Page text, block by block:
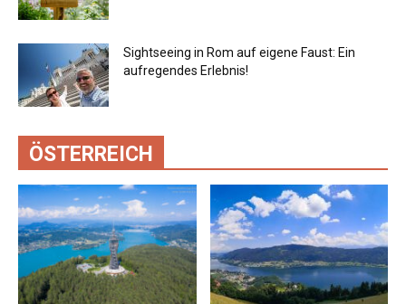
Sightseeing in Rom auf eigene Faust: Ein
aufregendes Erlebnis!
ÖSTERREICH